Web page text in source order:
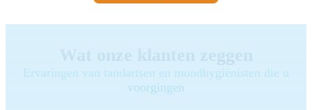
Ervaringen van tandartsen en mondhygiënisten die u
voorgingen